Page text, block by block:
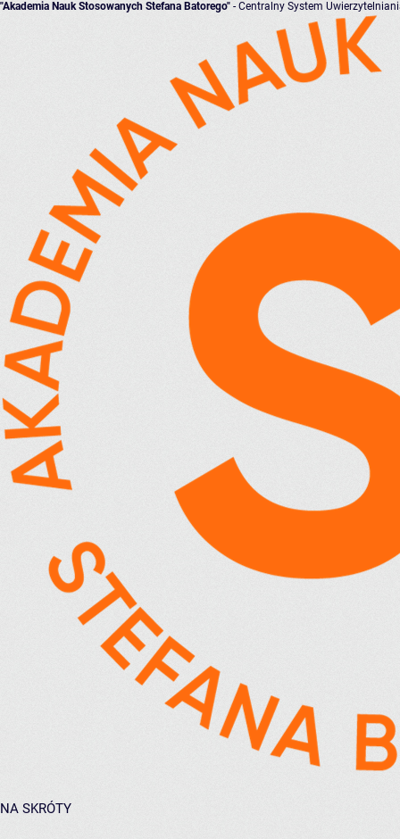
"Akademia Nauk Stosowanych Stefana Batorego" - Centralny System
NA SKRÓTY